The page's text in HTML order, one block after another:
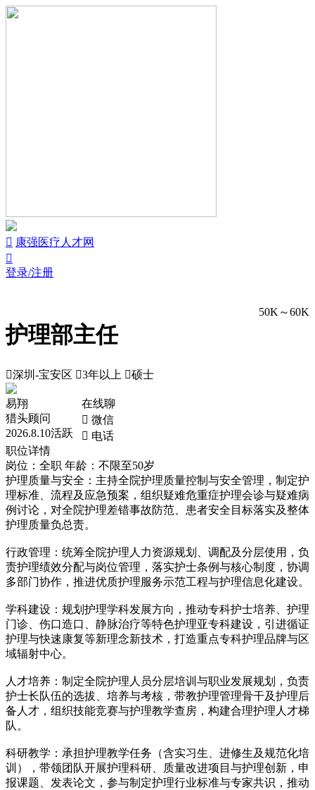
 康强医疗人才网

登录/注册
护理部主任
50K～60K
深圳-宝安区 3年以上 硕士
易翔
猎头顾问
2026.8.10活跃
在线聊
 微信
 电话
职位详情
岗位：全职 年龄：不限至50岁
护理质量与安全：主持全院护理质量控制与安全管理，制定护
理标准、流程及应急预案，组织疑难危重症护理会诊与疑难病
例讨论，对全院护理差错事故防范、患者安全目标落实及整体
护理质量负总责。
行政管理：统筹全院护理人力资源规划、调配及分层使用，负
责护理绩效分配与岗位管理，落实护士条例与核心制度，协调
多部门协作，推进优质护理服务示范工程与护理信息化建设。
学科建设：规划护理学科发展方向，推动专科护士培养、护理
门诊、伤口造口、静脉治疗等特色护理亚专科建设，引进循证
护理与快速康复等新理念新技术，打造重点专科护理品牌与区
域辐射中心。
人才培养：制定全院护理人员分层培训与职业发展规划，负责
护士长队伍的选拔、培养与考核，带教护理管理骨干及护理后
备人才，组织技能竞赛与护理教学查房，构建合理护理人才梯
队。
科研教学：承担护理教学任务（含实习生、进修生及规范化培
训），带领团队开展护理科研、质量改进项目与护理创新，申
报课题、发表论文，参与制定护理行业标准与专家共识，推动